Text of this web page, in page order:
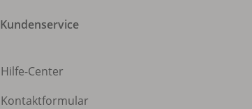
Kundenservice
Hilfe-Center
Kontaktformular